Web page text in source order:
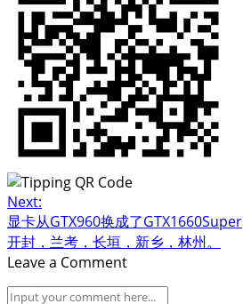
Next:
显卡从GTX960换成了GTX1660Super
开封，兰考，长垣，新乡，林州。
Leave a Comment